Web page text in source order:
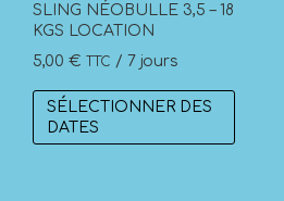
SLING NÉOBULLE 3,5 – 18
KGS LOCATION
5,00 € TTC / 7 jours
SÉLECTIONNER DES
DATES